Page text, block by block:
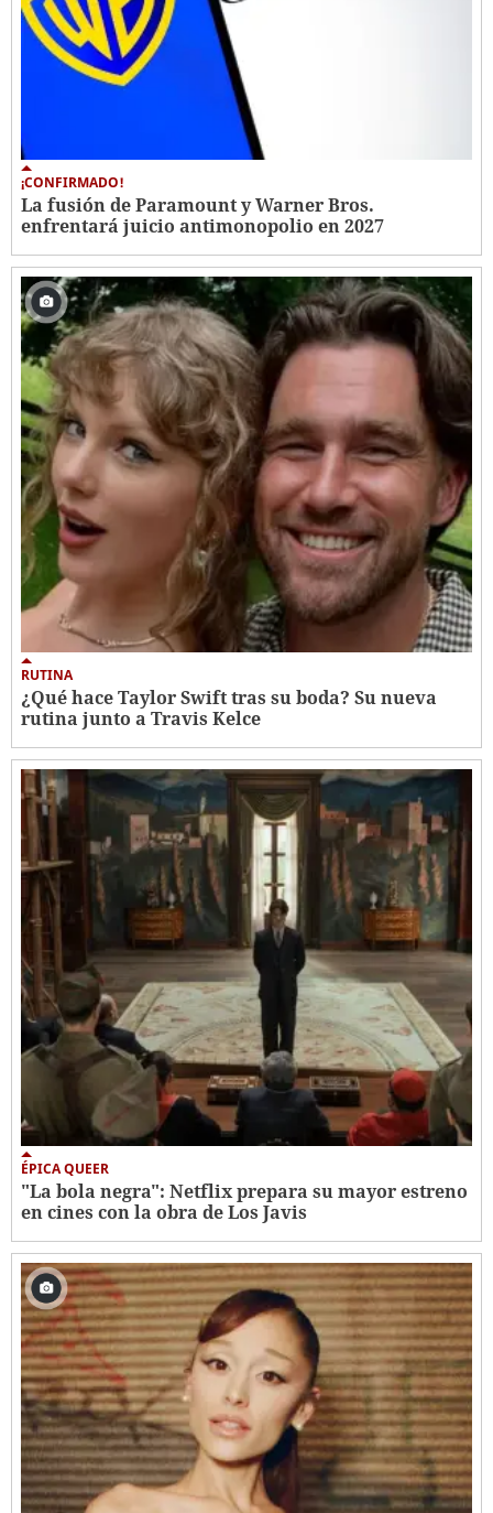
¡CONFIRMADO!
La fusión de Paramount y Warner Bros.
enfrentará juicio antimonopolio en 2027
RUTINA
¿Qué hace Taylor Swift tras su boda? Su nueva
rutina junto a Travis Kelce
ÉPICA QUEER
"La bola negra": Netflix prepara su mayor estreno
en cines con la obra de Los Javis